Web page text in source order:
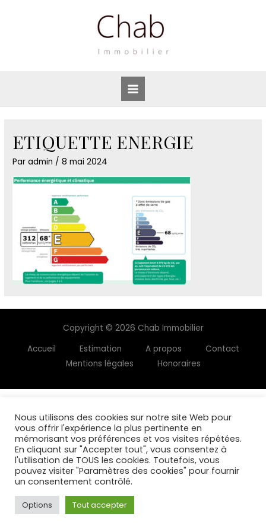
Main
ETIQUETTE ENERGIE
Paradmin /8 mai 2024
Copyright © 2026 Chab Immobilier
Accueil
Estimation A propos
Contact
Mentions légales
Honoraires
Nous utilisons des cookies sur notre site Web pour
vous offrir l'expérience la plus pertinente en
mémorisant vos préférences et vos visites répétées.
En cliquant sur "Accepter tout", vous consentez à
l'utilisation de TOUS les cookies. Toutefois, vous
pouvez visiter "Paramètres des cookies" pour fournir
un consentement contrôlé.
Options Tout accepter